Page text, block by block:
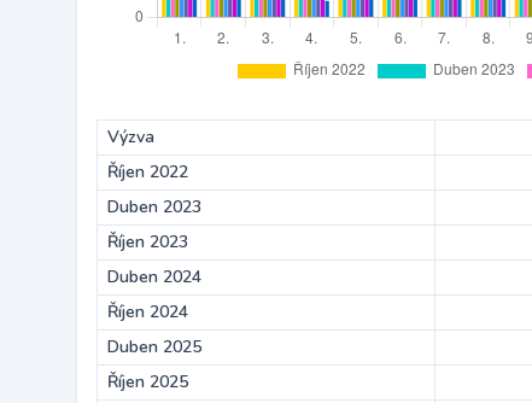
Výzva
Říjen 2022
Duben 2023
Říjen 2023
Duben 2024
Říjen 2024
Duben 2025
Říjen 2025